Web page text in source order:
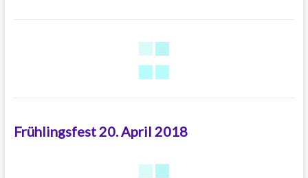
Frühlingsfest 20. April 2018